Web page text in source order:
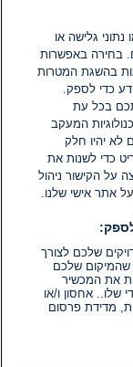
גלישה או
בחירה באפשרות
בהשגת המטרות
כדי לספק.
בכל עת
המעקב
לא יהיו חלק
כדי לשנות את
הקישור ניהול
אתר אישי שלנו.
שלכם לצורך
שלכם
את המכשיר
שלו.. אחסון ו/או
מדידת פרסום